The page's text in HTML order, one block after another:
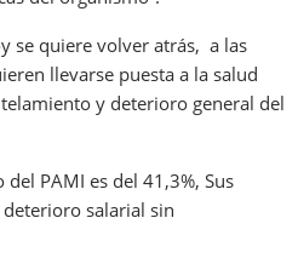
se quiere volver atrás, a las
llevarse puesta a la salud
y deterioro general del
del PAMI es del 41,3%, Sus
salarial sin